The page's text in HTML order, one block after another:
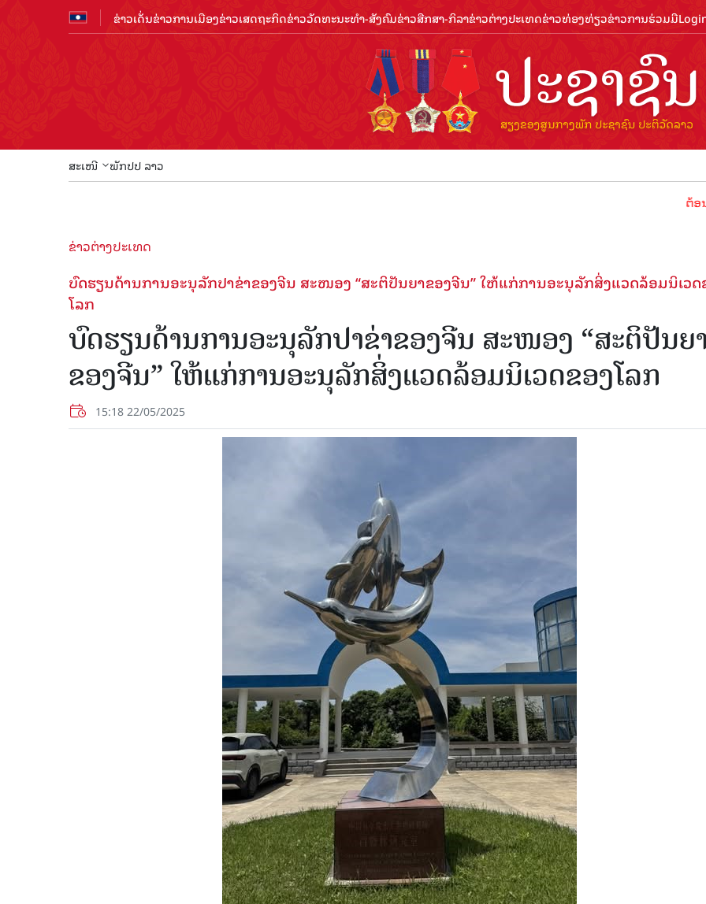
ຂ່າວເດັ່ນຂ່າວການເມືອງຂ່າວເສດຖະກິດຂ່າວວັດທະນະທຳ-ສັງຄົມຂ່າວສືກສາ-ກິລາຂ່າວຕ່າງປະເທດຂ່າວທ່ອງທ່ຽວຂ່າວການຮ່ວມມື
ສະເໜີ ພັກປປ ລາວ
ຕ້ອນຮັບ
ຂ່າວຕ່າງປະເທດ
ບົດ​ຮຽນດ້ານ​ການ​ອະ​ນຸ​ລັກ​ປາ​ຂ່າ​ຂອງ​ຈີນ​ ສະ​ໜອງ “ສະ​ຕິ​ປັນ​ຍາ​ຂອງ​ຈີນ”​ ໃຫ້​ແກ່​ການ​ອະ​ນຸ​ລັກ​ສິ່ງ​ແວດ​ລ້ອມ​ນິ​ເວດ​
ໂລກ
ບົດ​ຮຽນດ້ານ​ການ​ອະ​ນຸ​ລັກ​ປາ​ຂ່າ​ຂອງ​ຈີນ​ ສະ​ໜອງ “ສະ​ຕິ​ປັນ​ຍາ​
ຂອງ​ຈີນ”​ ໃຫ້​ແກ່​ການ​ອະ​ນຸ​ລັກ​ສິ່ງ​ແວດ​ລ້ອມ​ນິ​ເວດ​ຂອງ​ໂລກ
15:18 22/05/2025